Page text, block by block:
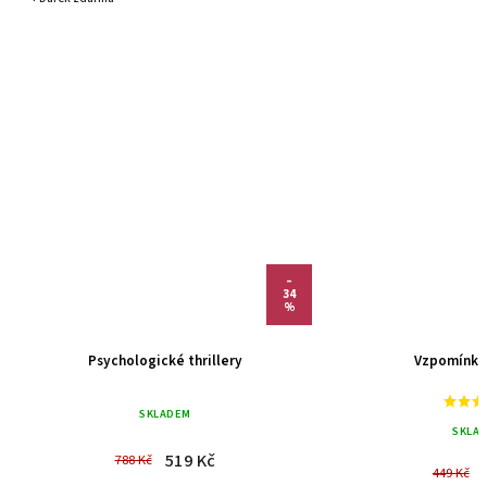
–
34
%
Psychologické thrillery
SKLADEM
788 Kč 519 Kč 449 Kč